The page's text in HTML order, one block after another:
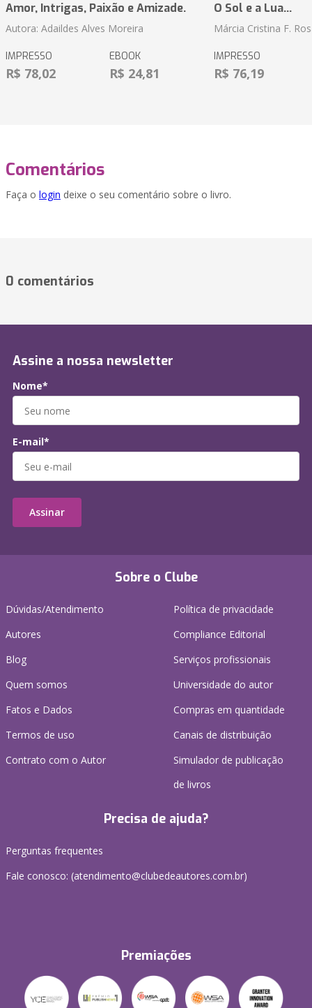
Amor, Intrigas, Paixão e Amizade.
Autora: Adaildes Alves Moreira
IMPRESSO
R$ 78,02
EBOOK
R$ 24,81
O Sol e a Lua...
Márcia Cristina F.
IMPRESSO
R$ 76,19
Comentários
Faça o login deixe o seu comentário sobre o livro.
0 comentários
Sobre o Clube
Dúvidas/Atendimento
Autores
Blog
Quem somos
Fatos e Dados
Termos de uso
Contrato com o Autor
Política de privacidade
Compliance Editorial
Serviços profissionais
Universidade do autor
Compras em quantidade
Canais de distribuição
Simulador de publicação
de livros
Precisa de ajuda?
Perguntas frequentes
Fale conosco: (atendimento@clubedeautores.com.br)
Premiações
Assine a nossa newsletter
Nome*
E-mail*
Assinar